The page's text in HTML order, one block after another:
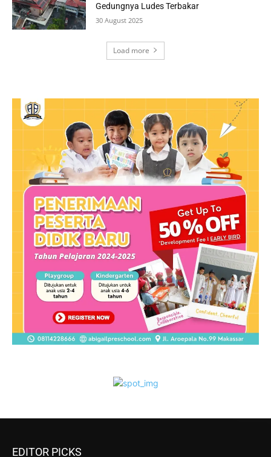
Gedungnya Ludes Terbakar
30 August 2025
Load more
EDITOR PICKS